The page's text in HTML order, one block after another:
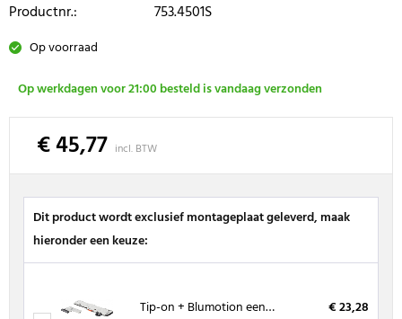
Productnr.:
753.4501S
Op voorraad
Op werkdagen voor 21:00 besteld is vandaag verzonden
€ 45,77 incl. BTW
Dit product wordt exclusief montageplaat geleverd, maak
hieronder een keuze:
Tip-on + Blumotion eenheid (Movento - Legrabox) € 23,28